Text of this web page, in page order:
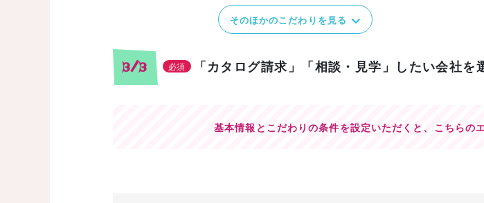
そのほかのこだわりを見る
3/3 必須 「カタログ請求」「相談・見学」したい会社を
基本情報とこだわりの条件を設定いただくと、 こちらの